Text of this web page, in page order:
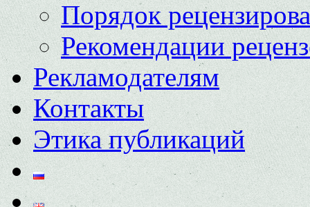
Порядок
Рекомендации
Рекламодателям
Контакты
Этика публикаций